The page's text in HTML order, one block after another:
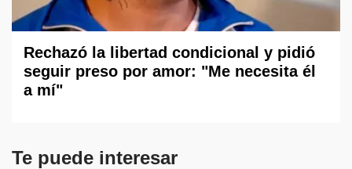
Rechazó la libertad condicional y pidió
seguir preso por amor: "Me necesita él
a mí"
Te puede interesar